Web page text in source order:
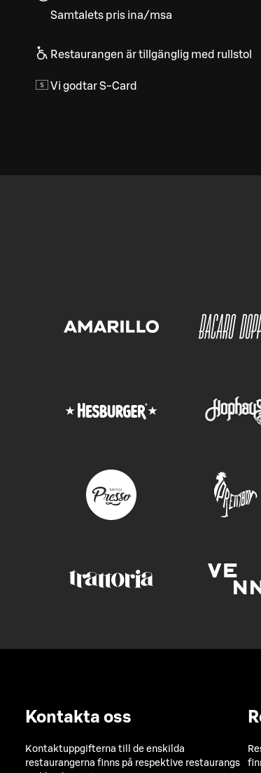
Samtalets pris ina/msa
Restaurangen är tillgänglig med rullstol
Vi godtar S-Card
Kontakta oss
Kontaktuppgifterna till de enskilda
restaurangerna finns på respektive restaurangs